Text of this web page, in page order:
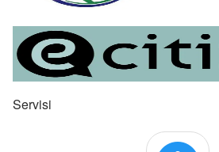
Servisi